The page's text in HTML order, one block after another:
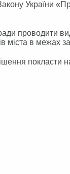
України
ради проводити
міста в
покласти